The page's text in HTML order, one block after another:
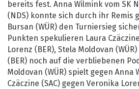
bereits fest. Anna Wilmink vom SK
(NDS) konnte sich durch ihr Remis
Bursan (WÜR) den Turniersieg
Punkten spekulieren Laura
Lorenz (BER), Stela Moldovan
(BER) noch auf die verbliebenen
Moldovan (WÜR) spielt gegen Anna
Czäczine (SAC) gegen Veronika